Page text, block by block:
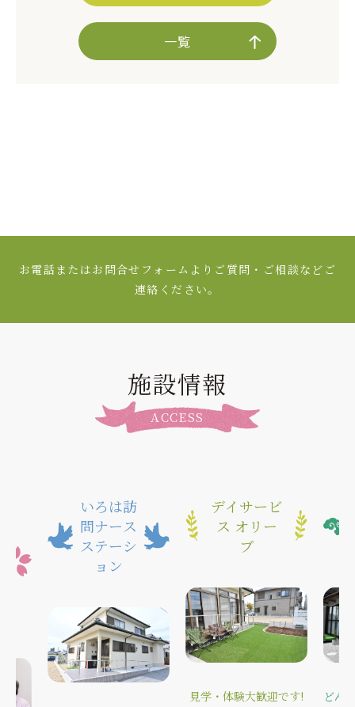
一覧
お電話またはお問合せフォームよりご質問・ご相談などご
連絡ください。
施設情報
ACCESS
いろは訪
問ナース
ステーシ
ョン
デイサービ
ス オリー
ブ
見学・体験大歓迎です!
どん